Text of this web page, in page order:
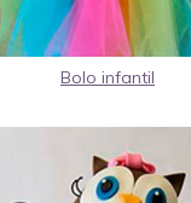
Bolo infantil